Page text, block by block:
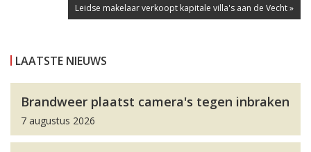
Leidse makelaar verkoopt kapitale villa's aan de Vecht »
LAATSTE NIEUWS
Brandweer plaatst camera's tegen inbraken
7 augustus 2026